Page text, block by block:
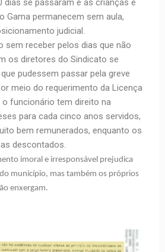
dias se passaram e as crianças e
Gama permanecem sem aula,
judicial.
sem receber pelos dias que não
os diretores do Sindicato se
pudessem passar pela greve
meio do requerimento da Licença
o funcionário tem direito na
para cada cinco anos servidos,
bem remunerados, enquanto os
descontados.
imoral e irresponsável prejudica
município, mas também os próprios
enxergam.